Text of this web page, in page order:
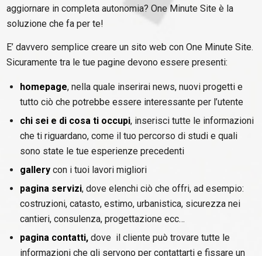
aggiornare in completa autonomia? One Minute Site è la
soluzione che fa per te!
E’ davvero semplice creare un sito web con One Minute Site.
Sicuramente tra le tue pagine devono essere presenti:
homepage, nella quale inserirai news, nuovi progetti e
tutto ciò che potrebbe essere interessante per l’utente
chi sei e di cosa ti occupi, inserisci tutte le informazioni
che ti riguardano, come il tuo percorso di studi e quali
sono state le tue esperienze precedenti
gallery con i tuoi lavori migliori
pagina servizi, dove elenchi ciò che offri, ad esempio:
costruzioni, catasto, estimo, urbanistica, sicurezza nei
cantieri, consulenza, progettazione ecc…
pagina contatti,dove il cliente può trovare tutte le
informazioni che gli servono per contattarti e fissare un